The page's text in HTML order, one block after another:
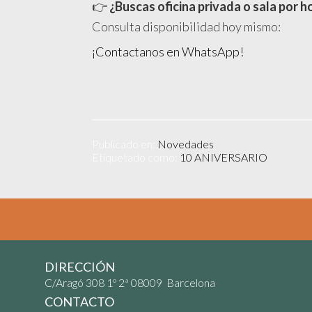
👉¿Buscas oficina privada o sala por
Consulta disponibilidad hoy mismo:
¡Contactanos en WhatsApp!
Novedades
10 ANIVERSARIO
DIRECCIÓN
C/Aragó 308 1º 2ª 08009 Barcelona
CONTACTO